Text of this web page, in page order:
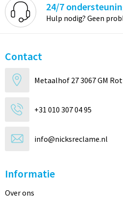
24/7
Hulp nodig? Geen
Contact
Metaalhof 27 3067 GM
+31 010 307 04 95
info@nicksreclame.nl
Informatie
Over ons